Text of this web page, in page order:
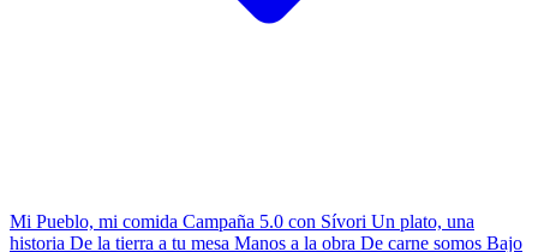
Mi Pueblo, mi comida Campaña 5.0 con Sívori Un plato, una
historia De la tierra a tu mesa Manos a la obra De carne somos Bajo